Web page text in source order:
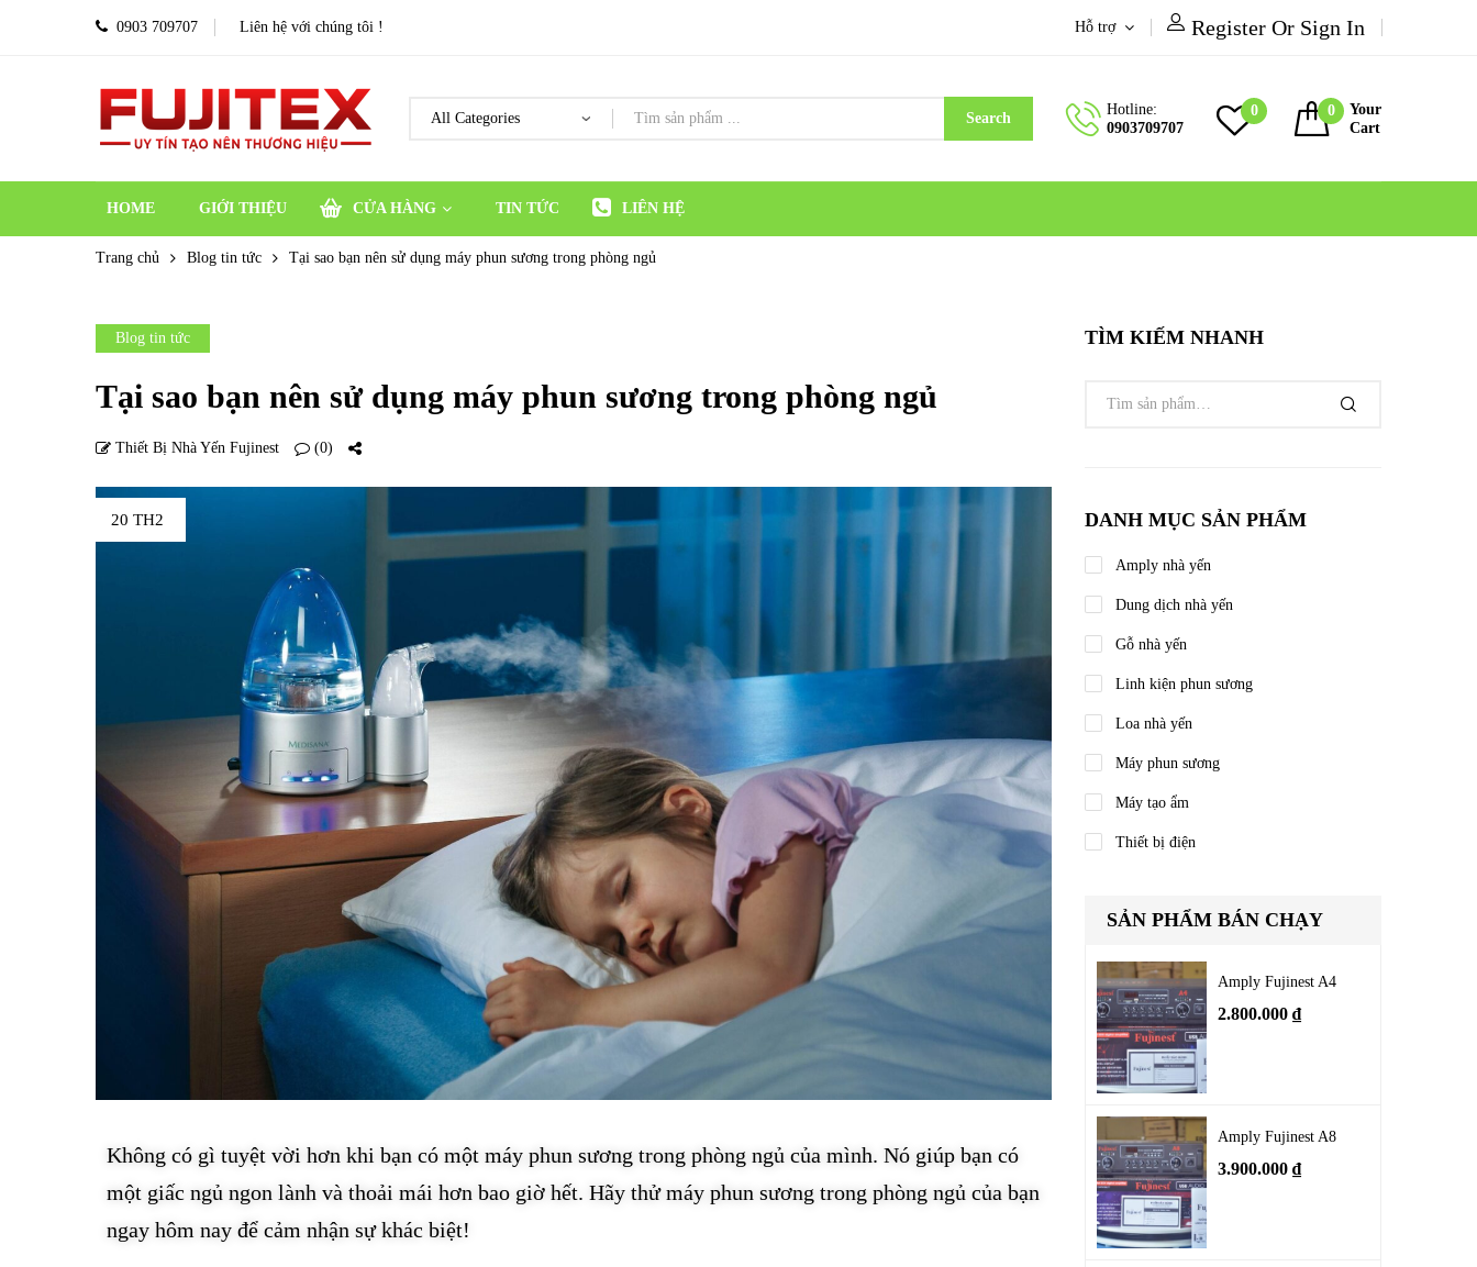
0903 709707 Liên hệ với chúng tôi ! Hỗ trợ Register Or Sign In
Search
Hotline:
0903709707
0 0
Your
Cart
HOME GIỚI THIỆU CỬA HÀNG TIN TỨC LIÊN HỆ
Trang chủ Blog tin tức Tại sao bạn nên sử dụng máy phun sương trong phòng ngủ
Blog tin tức
Tại sao bạn nên sử dụng máy phun sương trong phòng ngủ
Thiết Bị Nhà Yến Fujinest (0)
20 TH2
Không có gì tuyệt vời hơn khi bạn có một máy phun sương trong phòng ngủ của mình. Nó giúp bạn có
một giấc ngủ ngon lành và thoải mái hơn bao giờ hết. Hãy thử máy phun sương trong phòng ngủ của bạn
ngay hôm nay để cảm nhận sự khác biệt!
TÌM KIẾM NHANH
DANH MỤC SẢN PHẨM
Amply nhà yến
Dung dịch nhà yến
Gỗ nhà yến
Linh kiện phun sương
Loa nhà yến
Máy phun sương
Máy tạo ẩm
Thiết bị điện
SẢN PHẨM BÁN CHẠY
Amply Fujinest A4
2.800.000 ₫
Amply Fujinest A8
3.900.000 ₫